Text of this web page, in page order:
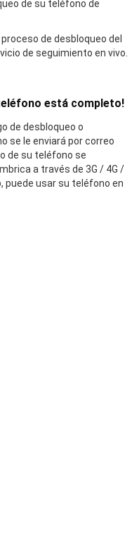
de su teléfono de
de desbloqueo del
de seguimiento en vivo.
está completo!
de desbloqueo o
se le enviará por correo
de su teléfono se
a través de 3G / 4G /
puede usar su teléfono en